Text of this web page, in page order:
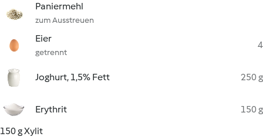
Paniermehl
zum Ausstreuen
Eier
getrennt
4
Joghurt, 1,5% Fett 250 g
Erythrit
150 g
150 g Xylit